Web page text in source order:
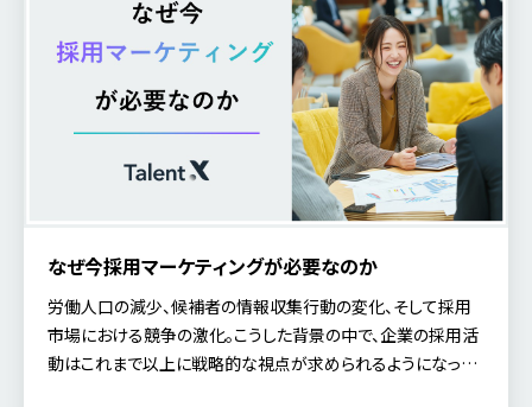
なぜ今採用マーケティングが必要なのか
労働人口の減少、候補者の情報収集行動の変化、そして採用
市場における競争の激化。こうした背景の中で、企業の採用活
動はこれまで以上に戦略的な視点が求められるようになって